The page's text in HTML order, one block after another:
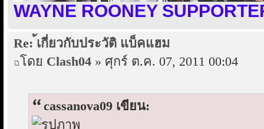
WAYNE ROONEY
Re: ้เกี่ยวกับประวัติ แบ็คแฮม
โดย Clash04 » ศุกร์ ต.ค. 07, 2011 00:04
cassanova09 เขียน: